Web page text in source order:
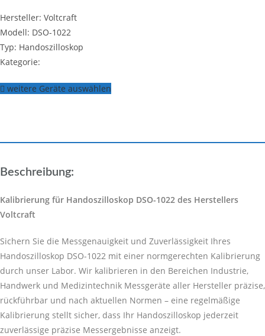
Hersteller: Voltcraft
Modell: DSO-1022
Typ: Handoszilloskop
Kategorie:
weitere Geräte auswählen
Beschreibung:
Kalibrierung für Handoszilloskop DSO-1022 des Herstellers
Voltcraft
Sichern Sie die Messgenauigkeit und Zuverlässigkeit Ihres
Handoszilloskop DSO-1022 mit einer normgerechten Kalibrierung
durch unser Labor. Wir kalibrieren in den Bereichen Industrie,
Handwerk und Medizintechnik Messgeräte aller Hersteller präzise,
rückführbar und nach aktuellen Normen – eine regelmäßige
Kalibrierung stellt sicher, dass Ihr Handoszilloskop jederzeit
zuverlässige präzise Messergebnisse anzeigt.